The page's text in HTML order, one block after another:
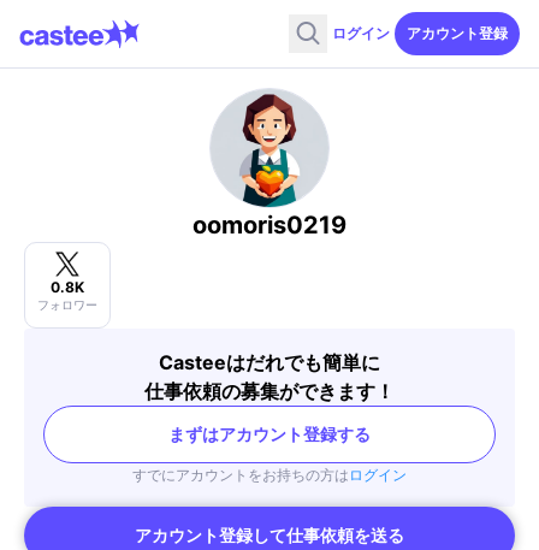
ログイン アカウント登録
oomoris0219
0.8K
フォロワー
Casteeはだれでも簡単に
仕事依頼の募集ができます！
まずはアカウント登録する
すでにアカウントをお持ちの方は ログイン
アカウント登録して仕事依頼を送る